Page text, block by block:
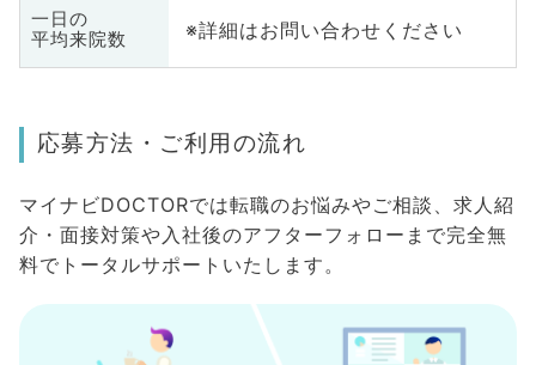
一日の
平均来院数
※詳細はお問い合わせください
応募方法・ご利用の流れ
マイナビDOCTORでは転職のお悩みやご相談、求人紹
介・面接対策や入社後のアフターフォローまで完全無
料でトータルサポートいたします。